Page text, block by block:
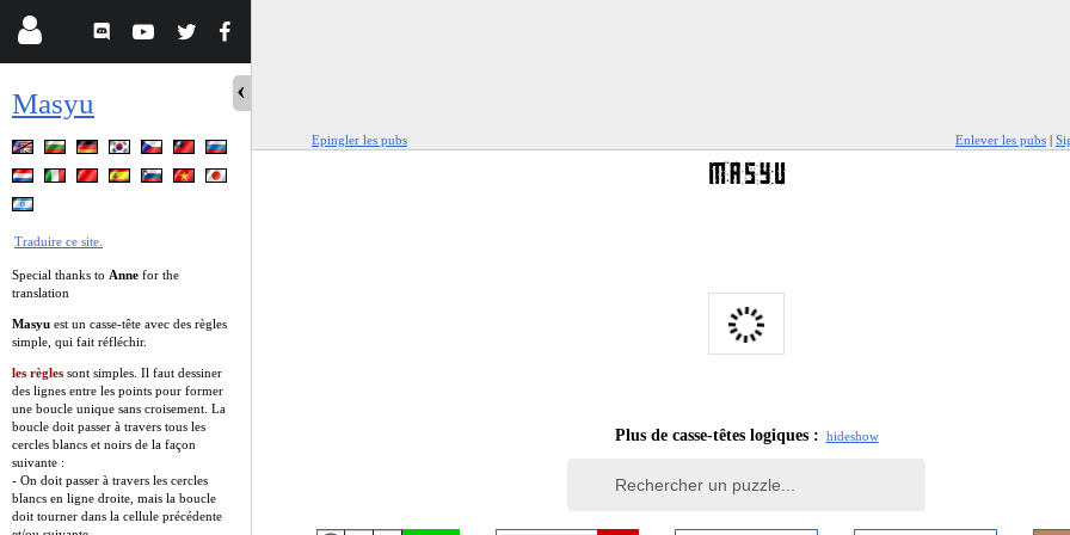
Masyu
Traduire ce site.
Special thanks to Anne for the
translation
Masyu est un casse-tête avec des règles
simple, qui fait réfléchir.
les règles sont simples. Il faut dessiner
des lignes entre les points pour former
une boucle unique sans croisement. La
boucle doit passer à travers tous les
cercles blancs et noirs de la façon
suivante :
- On doit passer à travers les cercles
blancs en ligne droite, mais la boucle
doit tourner dans la cellule précédente
Epingler les pubs Enlever les pubs |
Plus de casse-têtes logiques : hideshow